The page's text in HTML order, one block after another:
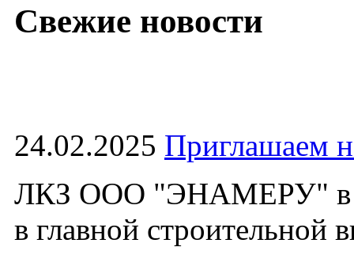
Свежие новости
24.02.2025 Приглашаем
ЛКЗ ООО "ЭНАМЕРУ" в
в главной строительной